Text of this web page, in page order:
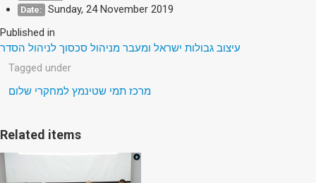
Date: Sunday, 24 November 2019
Published in
עיצוב גבולות ישראל ומעבר מניהול סכסוך לניהול הסדר
Tagged under
מרכז תמי שטינמץ למחקרי שלום
Related items